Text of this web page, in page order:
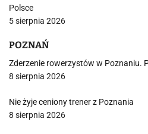
Polsce
5 sierpnia 2026
POZNAŃ
Zderzenie rowerzystów w Poznaniu.
8 sierpnia 2026
Nie żyje ceniony trener z Poznania
8 sierpnia 2026